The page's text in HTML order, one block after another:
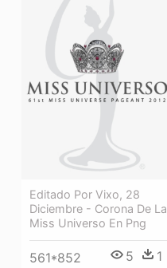
Editado Por Vixo, 28
Diciembre - Corona De La
Miss Universo En Png
561*852 5 1